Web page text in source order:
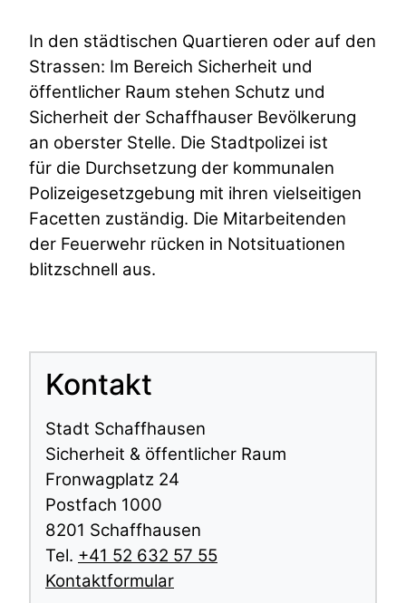
In den städtischen Quartieren oder auf den
Strassen: Im Bereich Sicherheit und
öffentlicher Raum stehen Schutz und
Sicherheit der Schaffhauser Bevölkerung
an oberster Stelle. Die Stadtpolizei ist
für die Durchsetzung der kommunalen
Polizeigesetzgebung mit ihren vielseitigen
Facetten zuständig. Die Mitarbeitenden
der Feuerwehr rücken in Notsituationen
blitzschnell aus.
Kontakt
Stadt Schaffhausen
Sicherheit & öffentlicher Raum
Fronwagplatz 24
Postfach 1000
8201 Schaffhausen
Tel. +41 52 632 57 55
Kontaktformular